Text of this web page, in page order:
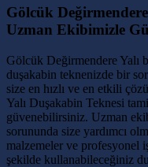
Gölcük
Uzman Ekibimizle
Gölcük Değirmendere Yalı
duşakabin teknenizde bir
size en hızlı ve en etkili
Yalı Duşakabin Teknesi
güvenebilirsiniz. Uzman
sorununda size yardımcı
malzemeler ve profesyonel
şekilde kullanabileceğiniz